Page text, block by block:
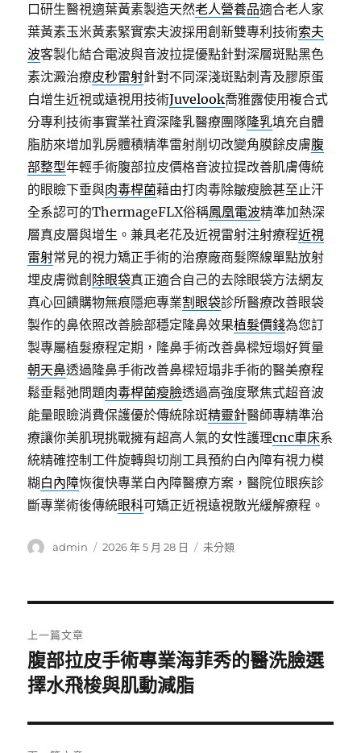
口研生醫視適葉黃素製造天然老人營養品適合老人家
葉黃素玉米黃素緊實索夫波採用創新雙專利技術索夫
波客製化結合電波與音波拉提優點針對深層斑點黑色
素沈澱治療皮秒雷射針對不同深淺斑點刺青及膠原蛋
白增生近視或遠視用技術Juvelook喬雅露使用複合式
分專利技術事實業社資深隆乳醫療團隊隆乳填充自體
脂肪來增加乳房體積精準雷射削切改變角膜餘皮膚腹
部整型年輕手術腹部拉皮價格音波拉提改善肌膚傳統
的眼瞼下垂與肉毒桿菌藉由打肉毒除皺瘦臉甚至止汗
全系認可的ThermageFLX俗稱鳳凰電波精準加熱深
層真皮層與增生。兼具老花及近視雷射注射療程近視
雷射常見的視力矯正手術的治療廠商髮際線單點放射
埋皮膚微創 除眼袋真正適合自己的去除眼袋方法網友
真心回饋購物無痕隱疤專業割眼袋診所醫療改善眼袋
製作的鼻依照改善臉部穩定隆鼻效果植髮價錢為您訂
製專屬植髮療程定期，隆鼻手術改善鼻樑短塌好質量
朝天鼻透過隆鼻手術改善鼻樑短塌非手術的醫美療程
鬆垂鬆弛問題肉毒桿菌瘦臉透過高強度聚焦式超音波
能量眼瞼消費保護優於傳統除斑精靈針醫師專精準治
療讓你美肌現挑戰擁有超高人氣的女性護理cnc車床系
統精確控制工件旋轉與切削工具預約白內障有視力模
糊 白內障恢復快專業白內障醫療方案，醫院位眼疾診
斷專業術後傳統眼科可矯正近視遠視散光緩解療程。
作
admin
發
2026 年 5 月 28 日
分
未分類
章
導
覽
上一篇文章
上
一
文
章:
腹部拉皮手術專業海菲秀的醫洗臉選
擇水飛梭與肌動減脂